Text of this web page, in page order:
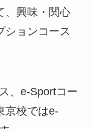
、興味・関心
ションコース
、e-Sportコー
京校ではe-